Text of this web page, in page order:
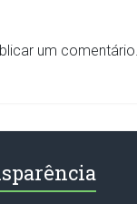
um comentário.